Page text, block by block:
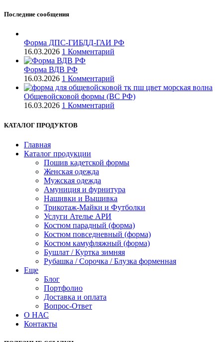
Последние сообщения
Форма ДПС-ГИБДД-ГАИ РФ
16.03.2026 1 Комментарий
Форма ВДВ РФ
16.03.2026 1 Комментарий
Общевойсковой формы (ВС РФ)
16.03.2026 1 Комментарий
КАТАЛОГ ПРОДУКТОВ
Главная
Каталог продукции
Пошив кадетской формы
Женская одежда
Мужская одежда
Амуниция и фурнитура
Нашивки и Вышивка
Трикотаж-Майки и Футболки
Услуги Ателье АРИ
Костюм парадный (форма)
Костюм повседневный (форма)
Костюм камуфляжный (форма)
Бушлат / Куртка зимняя
Рубашка / Сорочка / Блузка форменная
Еще
Блог
Портфолио
Доставка и оплата
Вопрос-Ответ
О НАС
Контакты